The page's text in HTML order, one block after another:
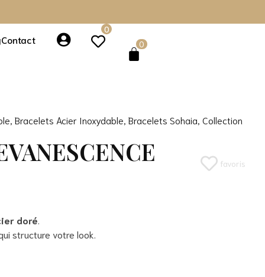
Contact
0
0
,Bracelets Acier Inoxydable ,Bracelets Sohaia ,Collection
favoris
doré.
structure votre look.